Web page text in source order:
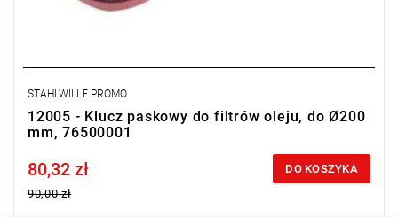
STAHLWILLE PROMO
12005 - Klucz paskowy do filtrów oleju, do Ø200
mm, 76500001
Price tax included
80,32 zł
90,00 zł
DO KOSZYKA